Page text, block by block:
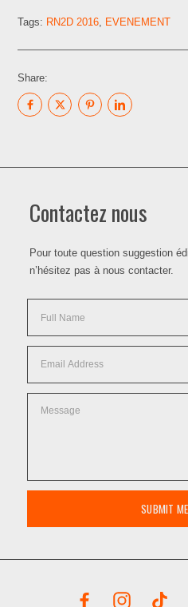
Tags: RN2D 2016 EVENEMENT
Share:
Contactez nous
Pour toute question suggestion
n’hésitez pas à nous contacter.
SUBMIT